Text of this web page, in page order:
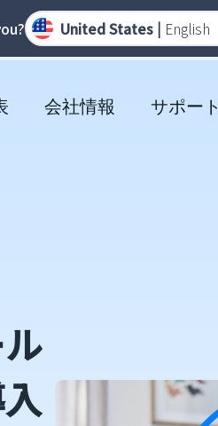
会社情報 サポート
United States | English